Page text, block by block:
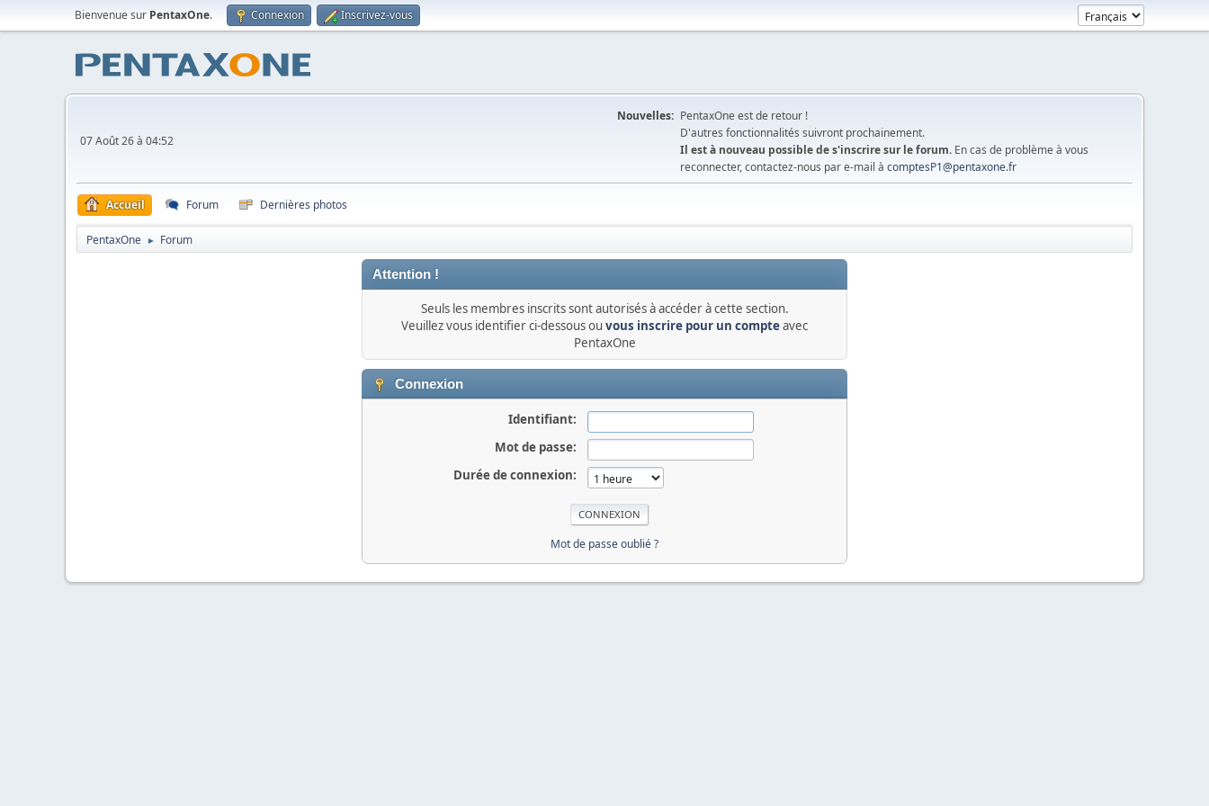
Bienvenue sur PentaxOne. Connexion Inscrivez-vous
07 Août 26 à 04:52
Nouvelles: PentaxOne est de retour !
D'autres fonctionnalités suivront prochainement.
Il est à nouveau possible de s'inscrire sur le forum. En cas de problème à vous
reconnecter, contactez-nous par e-mail à comptesP1@pentaxone.fr
Accueil Forum Dernières photos
PentaxOne ► Forum
Attention !
Seuls les membres inscrits sont autorisés à accéder à cette section.
Veuillez vous identifier ci-dessous ou vous inscrire pour un compteavec
PentaxOne
Connexion
Identifiant:
Mot de passe:
Durée de connexion:
Mot de passe oublié ?